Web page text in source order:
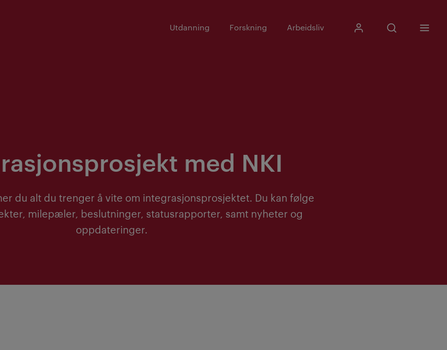
Utdanning Forskning Arbeidsliv Mitt KristianiaÅpne søk
Skriv inn
Søk
Meny
med NKI
du alt du trenger å vite om integrasjonsprosjektet. Du kan følge
milepæler, beslutninger, statusrapporter, samt nyheter og
oppdateringer.